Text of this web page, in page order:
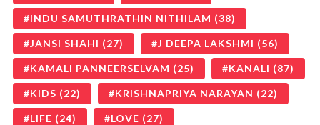
INDU SAMUTHRATHIN NITHILAM (38)
JANSI SHAHI (27) J DEEPA LAKSHMI (56)
KAMALI PANNEERSELVAM (25) KANALI (87)
KIDS (22) KRISHNAPRIYA NARAYAN (22)
LIFE (24) LOVE (27)